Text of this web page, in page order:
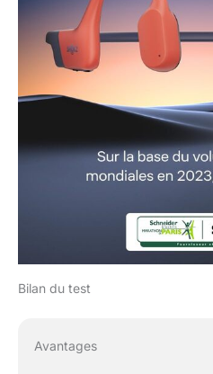
Bilan du test
Avantages